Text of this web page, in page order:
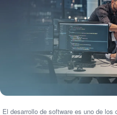
El desarrollo de software es uno de los